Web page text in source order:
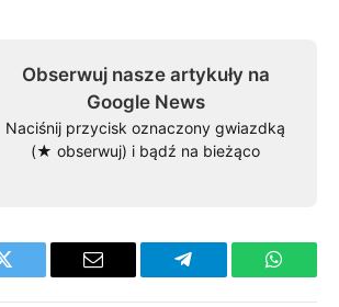
Obserwuj nasze artykuły na
Google News
Naciśnij przycisk oznaczony gwiazdką
(★ obserwuj) i bądź na bieżąco
Twitter Email Telegram